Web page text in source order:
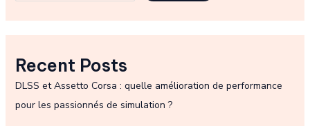
Recent Posts
DLSS et Assetto Corsa : quelle amélioration de performance
pour les passionnés de simulation ?